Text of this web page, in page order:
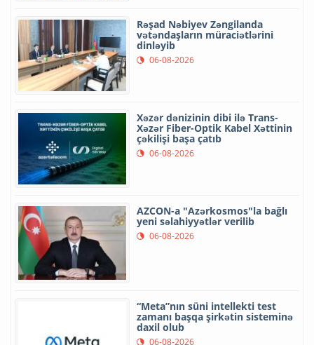
Rəşad Nəbiyev Zəngilanda
vətəndaşların müraciətlərini
dinləyib
06-08-2026
Xəzər dənizinin dibi ilə Trans-
Xəzər Fiber-Optik Kabel Xəttinin
çəkilişi başa çatıb
06-08-2026
AZCON-a "Azərkosmos"la bağlı
yeni səlahiyyətlər verilib
06-08-2026
“Meta”nın süni intellekti test
zamanı başqa şirkətin sisteminə
daxil olub
06-08-2026